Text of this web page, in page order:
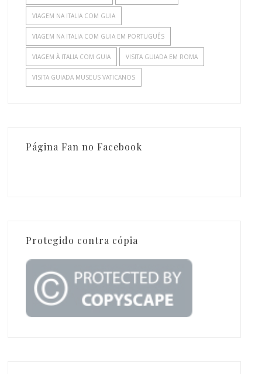
VIAGEM NA ITALIA COM GUIA
VIAGEM NA ITALIA COM GUIA EM PORTUGUÊS
VIAGEM À ITALIA COM GUIA VISITA GUIADA EM ROMA
VISITA GUIADA MUSEUS VATICANOS
Página Fan no Facebook
Protegido contra cópia